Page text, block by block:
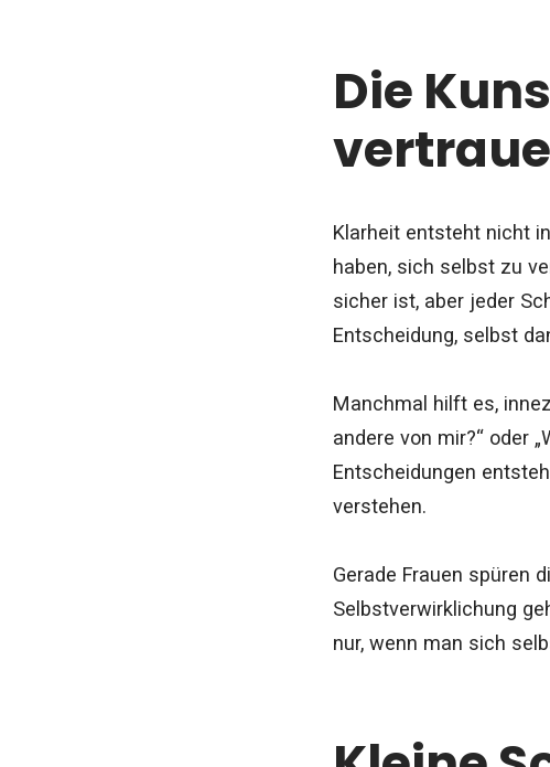
Die
Klarheit entsteht nicht
haben, sich selbst zu
sicher ist, aber jeder
Entscheidung, selbst
Manchmal hilft es,
andere von mir?“ oder
Entscheidungen
verstehen.
Gerade Frauen spüren
Selbstverwirklichung
nur, wenn man sich